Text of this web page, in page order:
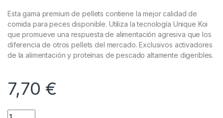
Pellets
Dynamite Baits Swim Stim Carp
Pellets Red Krill 3mm 900gr
Stock: 15 disponibles